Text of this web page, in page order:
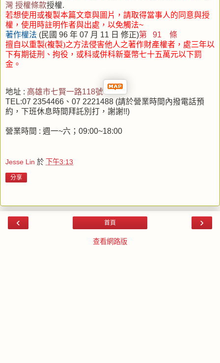
灣 授權條款授權.
若想使用或複製本篇文章與圖片，請取得當事人的同意與授
權，使用時註明作者與出處，以免觸法~
著作權法 (民國 96 年 07 月 11 日 修正)第 91 條
擅自以重製(複製)之方法侵害他人之著作財產權者，處三年以
下有期徒刑、拘役 ，或科或併科新臺幣七十五萬元以下罰
金。
地址 : 高雄市七賢一路118號
TEL:07 2354466、07 2221488 (請於營業時間內撥電話預
約，下班休息時間拜託別打，謝謝!!)
營業時間 : 週一~六；09:00~18:00
Jesse Lin 於 下午3:13
分享
‹ ›
首頁
查看網路版